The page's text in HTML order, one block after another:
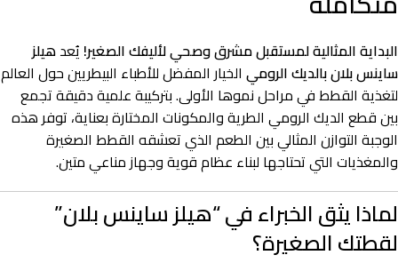
البداية المثالية لمستقبل مشرق وصحي لأليفك الصغير! يُعدهيلز
ساينس بلان بالديك الرومي الخيار المفضل للأطباء البيطريين حول العالم
لتغذية القطط في مراحل نموها الأولى. بتركيبة علمية دقيقة تجمع
بين قطع الديك الرومي الطرية والمكونات المختارة بعناية، توفر هذه
الوجبة التوازن المثالي بين الطعم الذي تعشقه القطط الصغيرة
والمغذيات التي تحتاجها لبناء عظام قوية وجهاز مناعي متين.
لماذا يثق الخبراء في “هيلز ساينس بلان”
لقطتك الصغيرة؟